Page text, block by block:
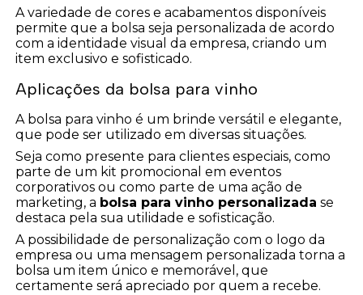
A variedade de cores e acabamentos disponíveis
permite que a bolsa seja personalizada de acordo
com a identidade visual da empresa, criando um
item exclusivo e sofisticado.
Aplicações da bolsa para vinho
A bolsa para vinho é um brinde versátil e elegante,
que pode ser utilizado em diversas situações.
Seja como presente para clientes especiais, como
parte de um kit promocional em eventos
corporativos ou como parte de uma ação de
marketing, a bolsa para vinho personalizada se
destaca pela sua utilidade e sofisticação.
A possibilidade de personalização com o logo da
empresa ou uma mensagem personalizada torna a
bolsa um item único e memorável, que
certamente será apreciado por quem a recebe.